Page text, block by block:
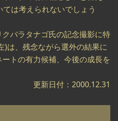
ては考えられないでしょう
バラタナゴ氏の記念撮影に特
)は、残念ながら選外の結果に
トの有力候補、今後の成長を
更新日付：2000.12.31